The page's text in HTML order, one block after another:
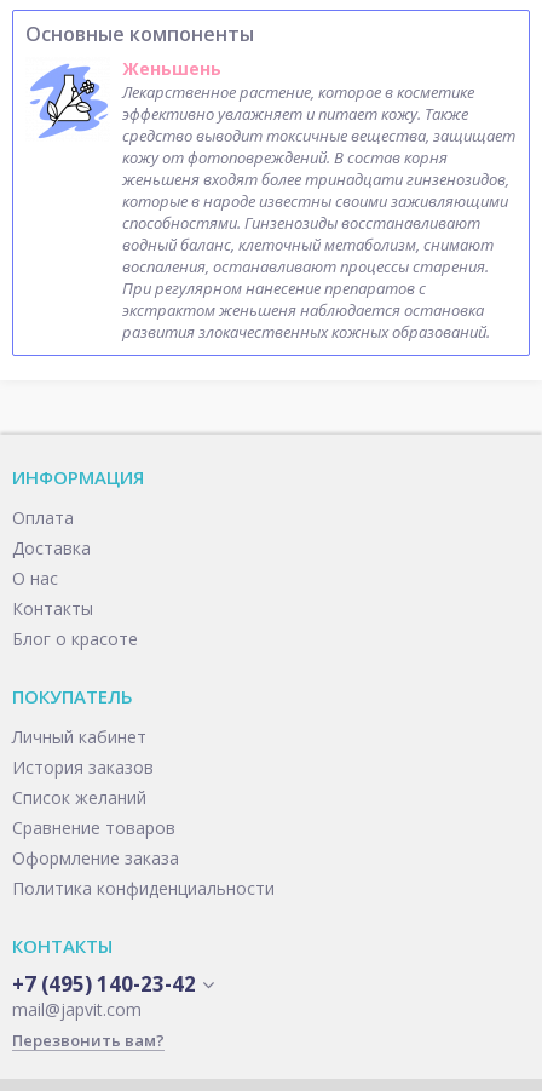
Основные компоненты
Женьшень
Лекарственное растение, которое в косметике
эффективно увлажняет и питает кожу. Также
средство выводит токсичные вещества, защищает
кожу от фотоповреждений. В состав корня
женьшеня входят более тринадцати гинзенозидов,
которые в народе известны своими заживляющими
способностями. Гинзенозиды восстанавливают
водный баланс, клеточный метаболизм, снимают
воспаления, останавливают процессы старения.
При регулярном нанесение препаратов с
экстрактом женьшеня наблюдается остановка
развития злокачественных кожных образований.
ИНФОРМАЦИЯ
Оплата
Доставка
О нас
Контакты
Блог о красоте
ПОКУПАТЕЛЬ
Личный кабинет
История заказов
Список желаний
Сравнение товаров
Оформление заказа
Политика конфиденциальности
КОНТАКТЫ
+7 (495) 140-23-42
mail@japvit.com
Перезвонить вам?